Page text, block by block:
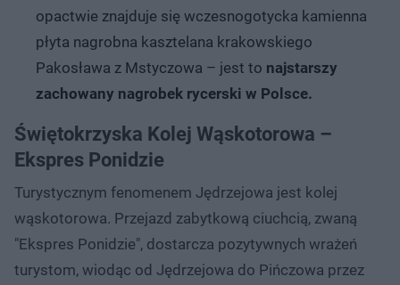
opactwie znajduje się wczesnogotycka kamienna
płyta nagrobna kasztelana krakowskiego
Pakosława z Mstyczowa – jest to najstarszy
zachowany nagrobek rycerski w Polsce.
Świętokrzyska Kolej Wąskotorowa –
Ekspres Ponidzie
Turystycznym fenomenem Jędrzejowa jest kolej
wąskotorowa. Przejazd zabytkową ciuchcią, zwaną
"Ekspres Ponidzie", dostarcza pozytywnych wrażeń
turystom, wiodąc od Jędrzejowa do Pińczowa przez